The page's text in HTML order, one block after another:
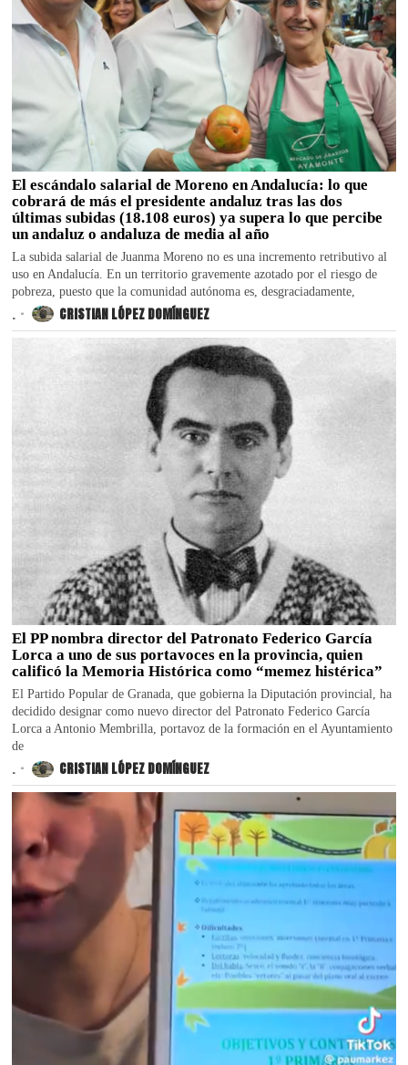
El escándalo salarial de Moreno en Andalucía: lo que
cobrará de más el presidente andaluz tras las dos
últimas subidas (18.108 euros) ya supera lo que percibe
un andaluz o andaluza de media al año
La subida salarial de Juanma Moreno no es una incremento retributivo al
uso en Andalucía. En un territorio gravemente azotado por el riesgo de
pobreza, puesto que la comunidad autónoma es, desgraciadamente,
. CRISTIAN LÓPEZ DOMÍNGUEZ
El PP nombra director del Patronato Federico García
Lorca a uno de sus portavoces en la provincia, quien
calificó la Memoria Histórica como “memez histérica”
El Partido Popular de Granada, que gobierna la Diputación provincial, ha
decidido designar como nuevo director del Patronato Federico García
Lorca a Antonio Membrilla, portavoz de la formación en el Ayuntamiento
de
. CRISTIAN LÓPEZ DOMÍNGUEZ